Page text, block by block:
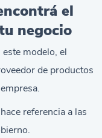
el
negocio
este modelo, el
de productos
hace referencia a las